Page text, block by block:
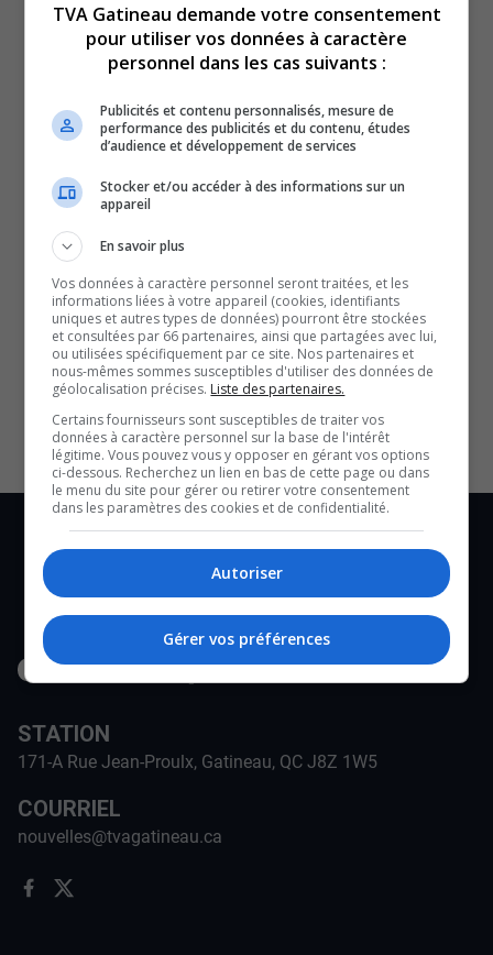
Plus de 130 logements abordables inaugurés à
Gatineau.
PLQ.
Retour sur la fusillade à Montréal : le SPVG était prêt à
intervenir.
SOUTENIR NOS MÉDIAS, C’EST PROTÉGER NOTRE
CULTURE ET NOTRE ÉCONOMIE
STATION
171-A Rue Jean-Proulx, Gatineau, QC J8Z 1W5
COURRIEL
nouvelles@tvagatineau.ca
TVA Gatineau demande votre consentement
pour utiliser vos données à caractère
personnel dans les cas suivants :
Publicités et contenu personnalisés, mesure de
performance des publicités et du contenu, études
d’audience et développement de services
Stocker et/ou accéder à des informations sur un
appareil
En savoir plus
Vos données à caractère personnel seront traitées, et les
informations liées à votre appareil (cookies, identifiants
uniques et autres types de données) pourront être stockées
et consultées par 66 partenaires, ainsi que partagées avec lui,
ou utilisées spécifiquement par ce site. Nos partenaires et
nous-mêmes sommes susceptibles d'utiliser des données de
géolocalisation précises. Liste des partenaires.
Certains fournisseurs sont susceptibles de traiter vos
données à caractère personnel sur la base de l'intérêt
légitime. Vous pouvez vous y opposer en gérant vos options
ci-dessous. Recherchez un lien en bas de cette page ou dans
le menu du site pour gérer ou retirer votre consentement
dans les paramètres des cookies et de confidentialité.
Autoriser
Gérer vos préférences